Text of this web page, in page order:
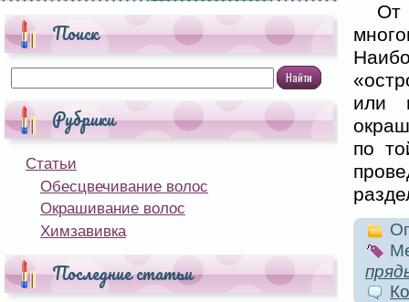
Поиск
Рубрики
Статьи
Обесцвечивание волос
Окрашивание волос
Химзавивка
Последние статьи
От
или
по